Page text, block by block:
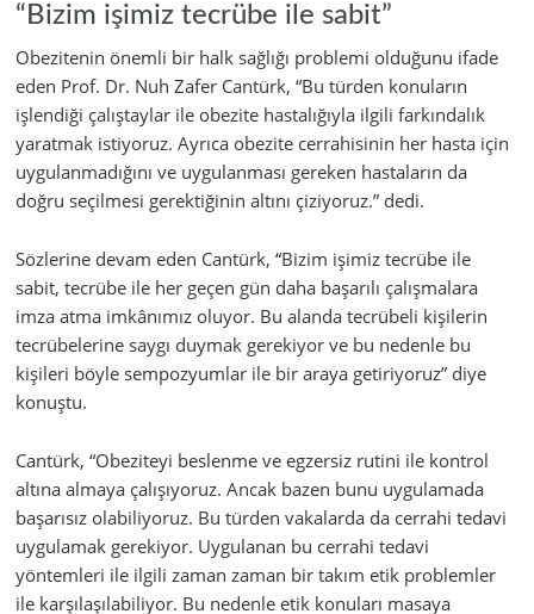
“Bizim işimiz tecrübe ile sabit”
Obezitenin önemli bir halk sağlığı problemi olduğunu ifade
eden Prof. Dr. Nuh Zafer Cantürk, “Bu türden konuların
işlendiği çalıştaylar ile obezite hastalığıyla ilgili farkındalık
yaratmak istiyoruz. Ayrıca obezite cerrahisinin her hasta için
uygulanmadığını ve uygulanması gereken hastaların da
doğru seçilmesi gerektiğinin altını çiziyoruz.” dedi.
Sözlerine devam eden Cantürk, “Bizim işimiz tecrübe ile
sabit, tecrübe ile her geçen gün daha başarılı çalışmalara
imza atma imkânımız oluyor. Bu alanda tecrübeli kişilerin
tecrübelerine saygı duymak gerekiyor ve bu nedenle bu
kişileri böyle sempozyumlar ile bir araya getiriyoruz” diye
konuştu.
Cantürk, “Obeziteyi beslenme ve egzersiz rutini ile kontrol
altına almaya çalışıyoruz. Ancak bazen bunu uygulamada
başarısız olabiliyoruz. Bu türden vakalarda da cerrahi tedavi
uygulamak gerekiyor. Uygulanan bu cerrahi tedavi
yöntemleri ile ilgili zaman zaman bir takım etik problemler
ile karşılaşılabiliyor. Bu nedenle etik konuları masaya